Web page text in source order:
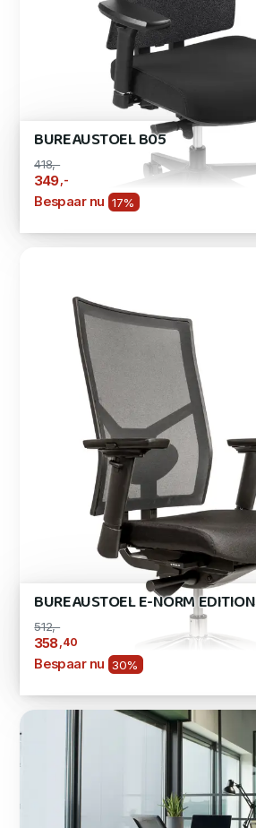
BUREAUSTOEL B05
418,-
349 ,-
Bespaar nu 17%
BUREAUSTOEL E-NORM EDITION
512,-
358 ,40
Bespaar nu 30%